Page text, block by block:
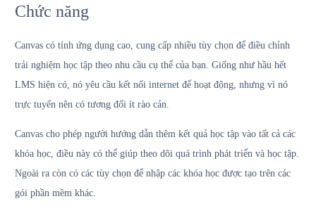
Chức năng
Canvas có tính ứng dụng cao, cung cấp nhiều tùy chọn để điều chỉnh
trải nghiệm học tập theo nhu cầu cụ thể của bạn. Giống như hầu hết
LMS hiện có, nó yêu cầu kết nối internet để hoạt động, nhưng vì nó
trực tuyến nên có tương đối ít rào cản.
Canvas cho phép người hướng dẫn thêm kết quả học tập vào tất cả các
khóa học, điều này có thể giúp theo dõi quá trình phát triển và học tập.
Ngoài ra còn có các tùy chọn để nhập các khóa học được tạo trên các
gói phần mềm khác.